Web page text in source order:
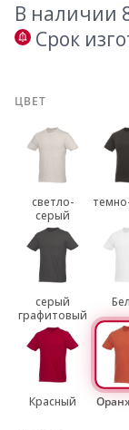
В наличии
Срок
ЦВЕТ
светло-
серый
серый
графитовый
Красный